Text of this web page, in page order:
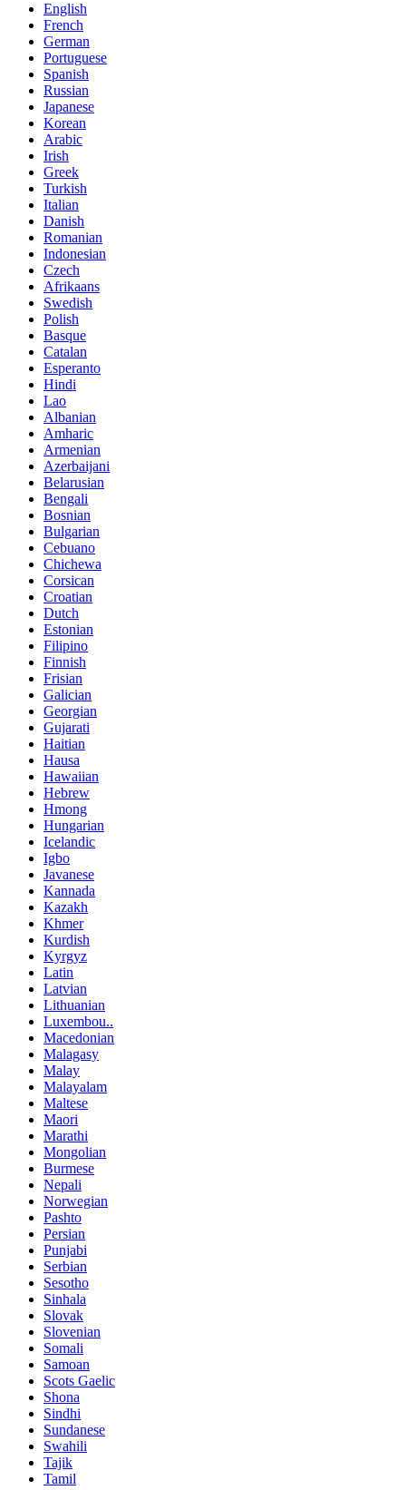
English
French
German
Portuguese
Spanish
Russian
Japanese
Korean
Arabic
Irish
Greek
Turkish
Italian
Danish
Romanian
Indonesian
Czech
Afrikaans
Swedish
Polish
Basque
Catalan
Esperanto
Hindi
Lao
Albanian
Amharic
Armenian
Azerbaijani
Belarusian
Bengali
Bosnian
Bulgarian
Cebuano
Chichewa
Corsican
Croatian
Dutch
Estonian
Filipino
Finnish
Frisian
Galician
Georgian
Gujarati
Haitian
Hausa
Hawaiian
Hebrew
Hmong
Hungarian
Icelandic
Igbo
Javanese
Kannada
Kazakh
Khmer
Kurdish
Kyrgyz
Latin
Latvian
Lithuanian
Luxembou..
Macedonian
Malagasy
Malay
Malayalam
Maltese
Maori
Marathi
Mongolian
Burmese
Nepali
Norwegian
Pashto
Persian
Punjabi
Serbian
Sesotho
Sinhala
Slovak
Slovenian
Somali
Samoan
Scots Gaelic
Shona
Sindhi
Sundanese
Swahili
Tajik
Tamil